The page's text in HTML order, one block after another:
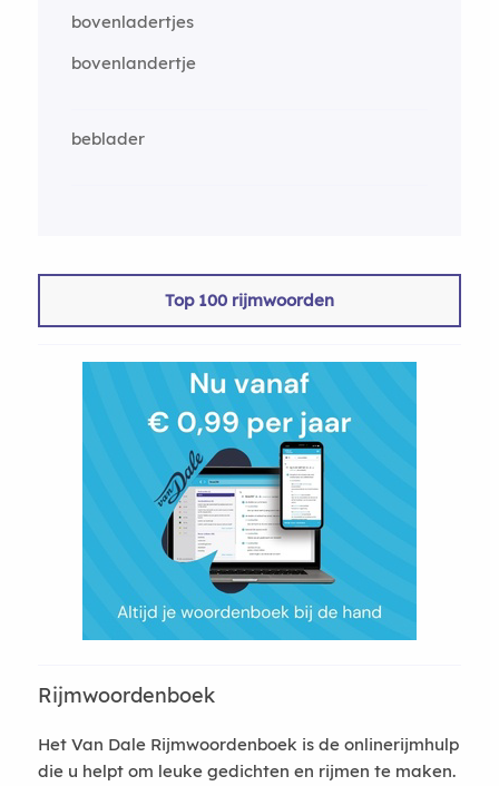
bovenladertjes
bovenlandertje
beblader
Top 100 rijmwoorden
Rijmwoordenboek
Het Van Dale Rijmwoordenboek is de onlinerijmhulp
die u helpt om leuke gedichten en rijmen te maken.